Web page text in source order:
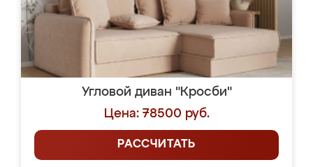
Угловой диван "Кросби"
Цена: 78500 руб.
РАССЧИТАТЬ